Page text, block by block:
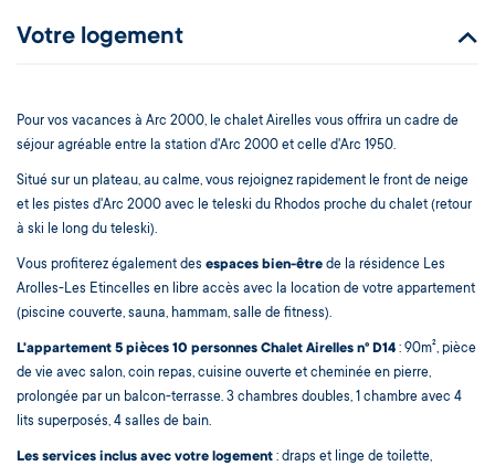
Votre logement
Pour vos vacances à Arc 2000, le chalet Airelles vous offrira un cadre de
séjour agréable entre la station d'Arc 2000 et celle d'Arc 1950.
Situé sur un plateau, au calme, vous rejoignez rapidement le front de neige
et les pistes d'Arc 2000 avec le teleski du Rhodos proche du chalet (retour
à ski le long du teleski).
Vous profiterez également des espaces bien-être de la résidence Les
Arolles-Les Etincelles en libre accès avec la location de votre appartement
(piscine couverte, sauna, hammam, salle de fitness).
L'appartement 5 pièces 10 personnes Chalet Airelles n° D14 : 90m², pièce
de vie avec salon, coin repas, cuisine ouverte et cheminée en pierre,
prolongée par un balcon-terrasse. 3 chambres doubles, 1 chambre avec 4
lits superposés, 4 salles de bain.
Les services inclus avec votre logement : draps et linge de toilette,